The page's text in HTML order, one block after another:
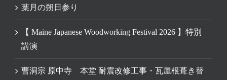
葉月の朔日参り
【 Maine Japanese Woodworking Festival 2026 】特別
講演
曹洞宗 原中寺 本堂 耐震改修工事・瓦屋根葺き替